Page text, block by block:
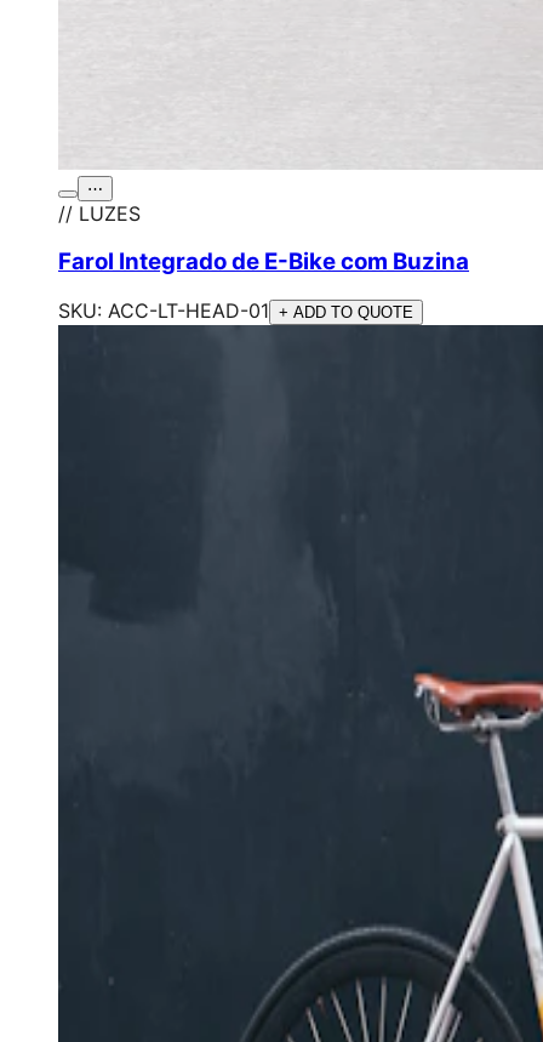
⋯
// LUZES
Farol Integrado de E-Bike com Buzina
SKU: ACC-LT-HEAD-01 + ADD TO QUOTE